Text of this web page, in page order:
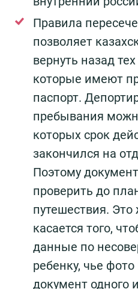
Правила
позволяет
вернуть назад
которые имеют
паспорт.
пребывания
которых срок
закончился на
Поэтому
проверить до
путешествия.
касается того,
данные по
ребенку, чье
документ одного